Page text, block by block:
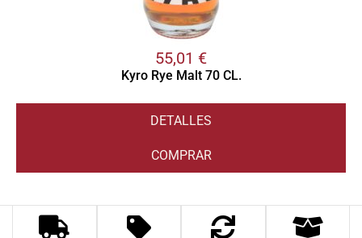
55,01 €
Kyro Rye Malt 70 CL.
DETALLES
COMPRAR